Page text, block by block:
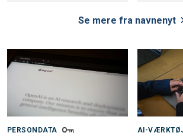
Se mere fra navnenyt
PERSONDATA AI-